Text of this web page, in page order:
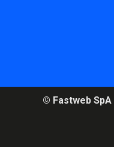
© Fastweb SpA